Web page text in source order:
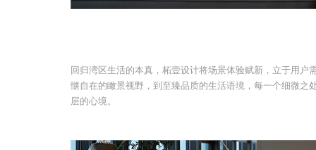
回归湾区生活的本真，柘壹设计将场景体验赋新，立于用
惬自在的瞰景视野，到至臻品质的生活语境，每一个细微之
层的心境。